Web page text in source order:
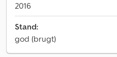
2016
Stand:
god (brugt)